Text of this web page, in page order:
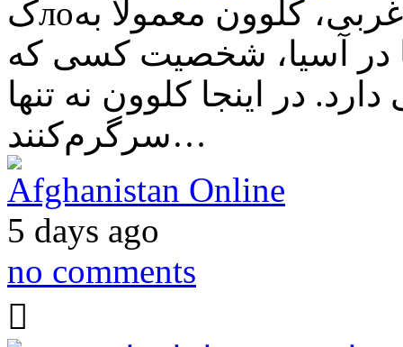
کлоون آسیایی: بین الهی و ابسوردر فرهنگ غربی، کلوون معمولاً به
در آسیا، شخصیت کسی که
در اینجا کلوون نه تنها
سرگرم‌کنند…
Afghanistan Online
5 days ago
no comments